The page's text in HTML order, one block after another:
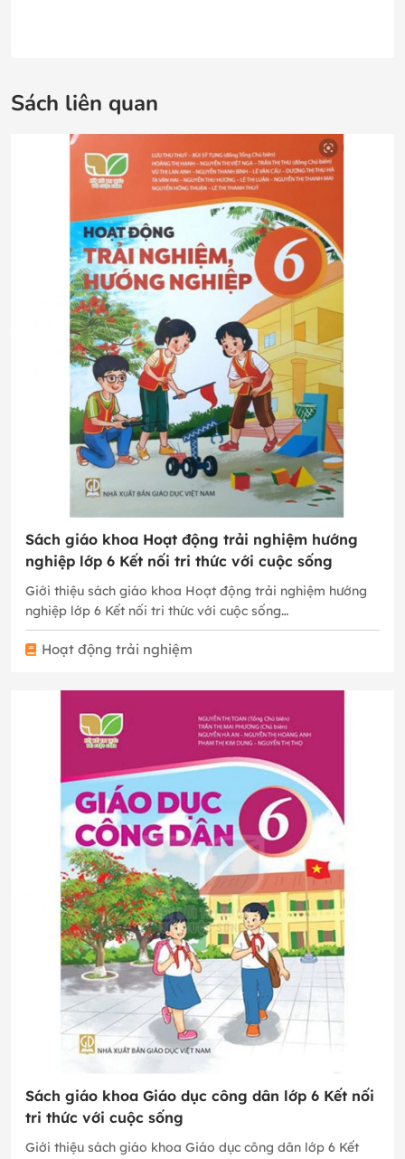
Sách liên quan
Sách giáo khoa Hoạt động trải nghiệm hướng
nghiệp lớp 6 Kết nối tri thức với cuộc sống
Giới thiệu sách giáo khoa Hoạt động trải nghiệm hướng
nghiệp lớp 6 Kết nối tri thức với cuộc sống…
Hoạt động trải nghiệm
Sách giáo khoa Giáo dục công dân lớp 6 Kết nối
tri thức với cuộc sống
Giới thiệu sách giáo khoa Giáo dục công dân lớp 6 Kết